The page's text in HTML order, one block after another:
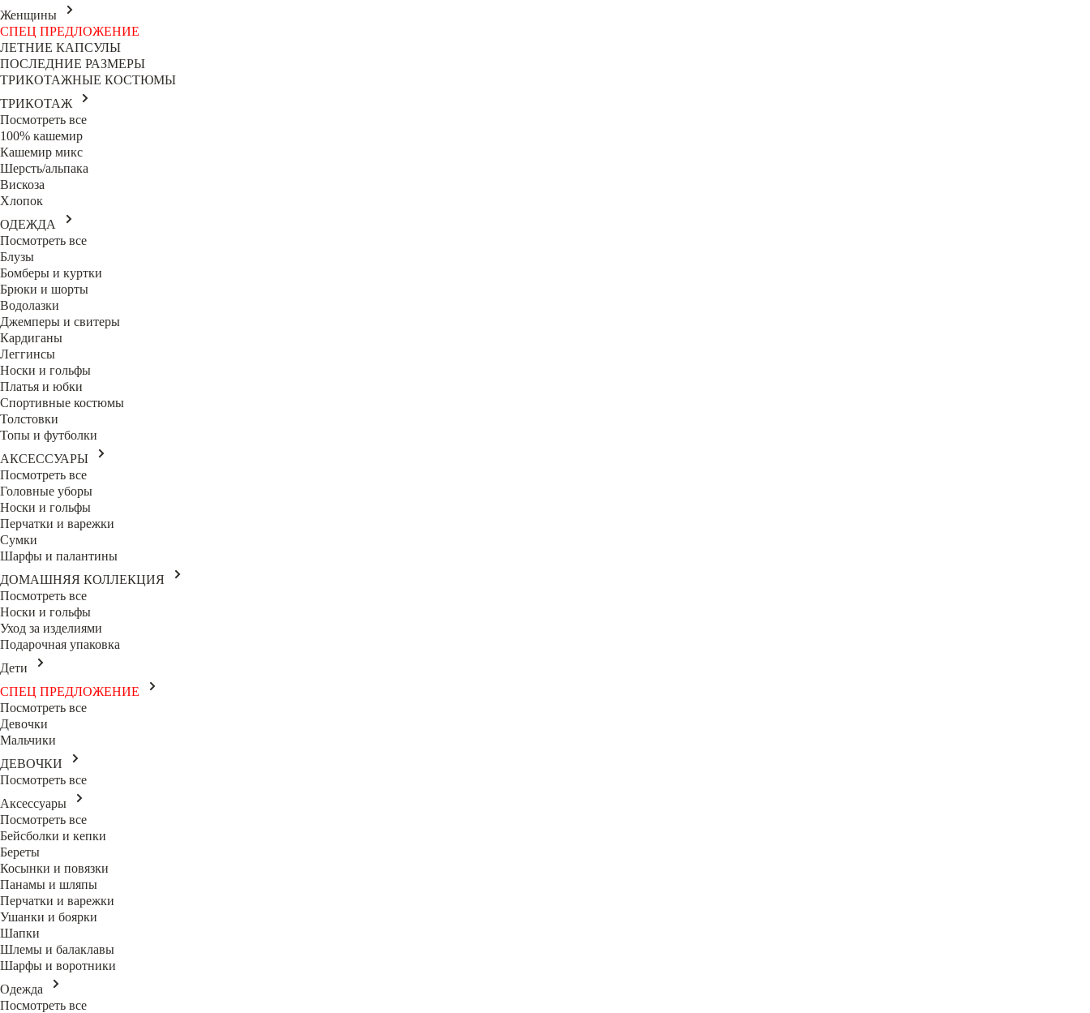
Женщины
СПЕЦ ПРЕДЛОЖЕНИЕ
ЛЕТНИЕ КАПСУЛЫ
ПОСЛЕДНИЕ РАЗМЕРЫ
ТРИКОТАЖНЫЕ КОСТЮМЫ
ТРИКОТАЖ
Посмотреть все
100% кашемир
Кашемир микс
Шерсть/альпака
Вискоза
Хлопок
ОДЕЖДА
Посмотреть все
Блузы
Бомберы и куртки
Брюки и шорты
Водолазки
Джемперы и свитеры
Кардиганы
Леггинсы
Носки и гольфы
Платья и юбки
Спортивные костюмы
Толстовки
Топы и футболки
АКСЕССУАРЫ
Посмотреть все
Головные уборы
Носки и гольфы
Перчатки и варежки
Сумки
Шарфы и палантины
ДОМАШНЯЯ КОЛЛЕКЦИЯ
Посмотреть все
Носки и гольфы
Уход за изделиями
Подарочная упаковка
Дети
СПЕЦ ПРЕДЛОЖЕНИЕ
Посмотреть все
Девочки
Мальчики
ДЕВОЧКИ
Посмотреть все
Аксессуары
Посмотреть все
Бейсболки и кепки
Береты
Косынки и повязки
Панамы и шляпы
Перчатки и варежки
Ушанки и боярки
Шапки
Шлемы и балаклавы
Шарфы и воротники
Одежда
Посмотреть все